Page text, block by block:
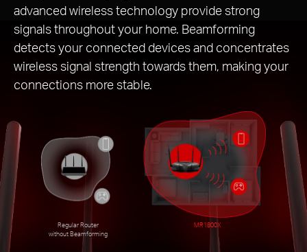
advanced wireless technology provide strong
signals throughout your home. Beamforming
detects your connected devices and concentrates
wireless signal strength towards them, making your
connections more stable.
Regular Router
without Beamforming
MR1800X